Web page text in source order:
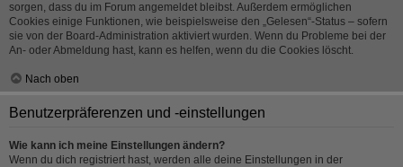
sorgen, dass du im Forum angemeldet bleibst. Außerdem ermöglichen
Cookies einige Funktionen, wie beispielsweise den „Gelesen“-Status – sofern
sie von der Board-Administration aktiviert wurden. Wenn du Probleme bei der
An- oder Abmeldung hast, kann es helfen, wenn du die Cookies löscht.
Nach oben
Benutzerpräferenzen und -einstellungen
Wie kann ich meine Einstellungen ändern?
Wenn du dich registriert hast, werden alle deine Einstellungen in der